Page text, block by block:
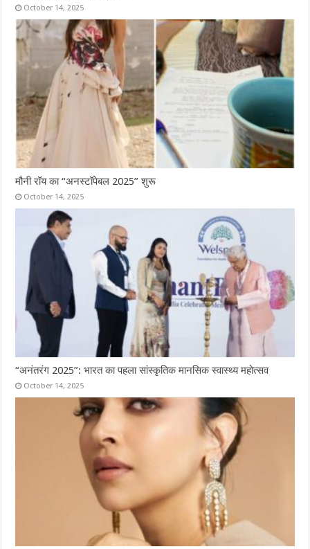
October 14, 2025
मौनी रॉय का “अनस्टॉपेबल 2025” शुरू
October 14, 2025
“अनंतरंग 2025”: भारत का पहला सांस्कृतिक मानसिक स्वास्थ्य महोत्सव
October 14, 2025